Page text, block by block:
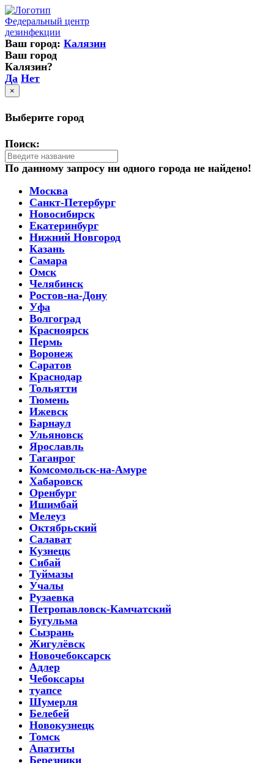
Федеральный центр
дезинфекции
Ваш город: Калязин
Ваш город
Калязин?
Да Нет
×
Выберите город
Поиск:
По данному запросу ни одного города не найдено!
Москва
Санкт-Петербург
Новосибирск
Екатеринбург
Нижний Новгород
Казань
Самара
Омск
Челябинск
Ростов-на-Дону
Уфа
Волгоград
Красноярск
Пермь
Воронеж
Саратов
Краснодар
Тольятти
Тюмень
Ижевск
Барнаул
Ульяновск
Ярославль
Таганрог
Комсомольск-на-Амуре
Хабаровск
Оренбург
Ишимбай
Мелеуз
Октябрьский
Салават
Кузнецк
Сибай
Туймазы
Учалы
Рузаевка
Петропавловск-Камчатский
Бугульма
Сызрань
Жигулёвск
Новочебоксарск
Адлер
Чебоксары
туапсе
Шумерля
Белебей
Новокузнецк
Томск
Апатиты
Березники